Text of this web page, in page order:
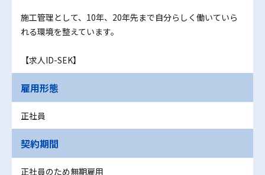
施工管理として、10年、20年先まで自分らしく働いていら
れる環境を整えています。
【求人ID-SEK】
雇用形態
正社員
契約期間
正社員のため無期雇用